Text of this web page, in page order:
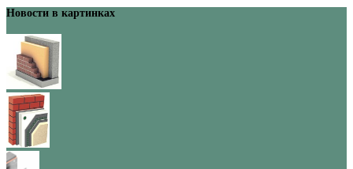
Новости в картинках